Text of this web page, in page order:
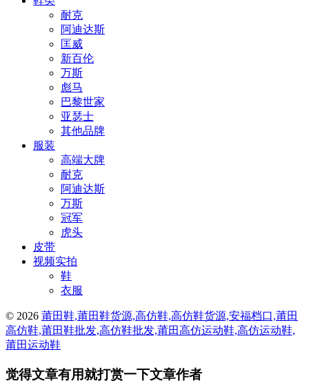
耐克
阿迪达斯
匡威
新百伦
万斯
彪马
巴黎世家
亚瑟士
其他品牌
服装
高端大牌
耐克
阿迪达斯
万斯
冠军
虎头
皮带
视频实拍
鞋
衣服
© 2026 莆田鞋,莆田鞋货源,高仿鞋,高仿鞋货源,安福档口,莆田
高仿鞋,莆田鞋批发,高仿鞋批发,莆田高仿运动鞋,高仿运动鞋,
莆田运动鞋
觉得文章有用就打赏一下文章作者